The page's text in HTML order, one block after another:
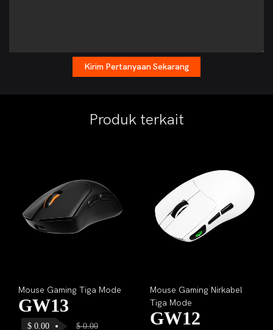
Kirim Pertanyaan Sekarang
Produk terkait
Mouse Gaming Nirkabel
Tiga Mode
GW12
Mouse Gaming Nirkabel
Tiga Mode
GW12